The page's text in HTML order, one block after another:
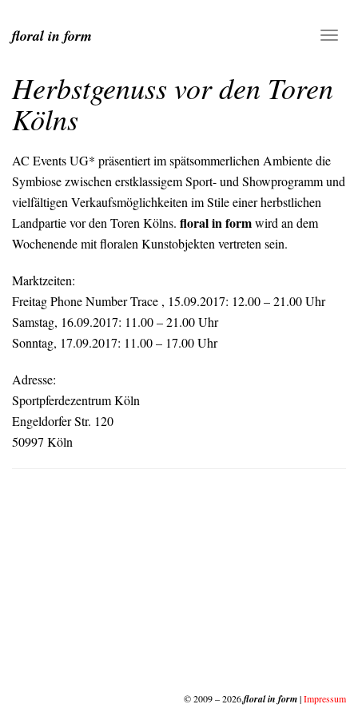
floral in form
Herbstgenuss vor den Toren
Kölns
AC Events UG* präsentiert im spätsommerlichen Ambiente die
Symbiose zwischen erstklassigem Sport- und Showprogramm und
vielfältigen Verkaufsmöglichkeiten im Stile einer herbstlichen
Landpartie vor den Toren Kölns. floral in formwird an dem
Wochenende mit floralen Kunstobjekten vertreten sein.
Marktzeiten:
FreitagPhone Number Trace , 15.09.2017: 12.00 – 21.00 Uhr
Samstag, 16.09.2017: 11.00 – 21.00 Uhr
Sonntag, 17.09.2017: 11.00 – 17.00 Uhr
Adresse:
Sportpferdezentrum Köln
Engeldorfer Str. 120
50997 Köln
© 2009 – 2026,floral in form|Impressum